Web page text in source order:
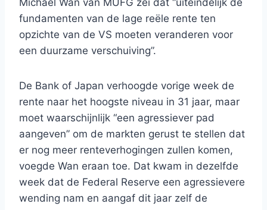
Michael Wan van MUFG zei dat “uiteindelijk de
fundamenten van de lage reële rente ten
opzichte van de VS moeten veranderen voor
een duurzame verschuiving”.
De Bank of Japan verhoogde vorige week de
rente naar het hoogste niveau in 31 jaar, maar
moet waarschijnlijk “een agressiever pad
aangeven” om de markten gerust te stellen dat
er nog meer renteverhogingen zullen komen,
voegde Wan eraan toe. Dat kwam in dezelfde
week dat de Federal Reserve een agressievere
wending nam en aangaf dit jaar zelf de